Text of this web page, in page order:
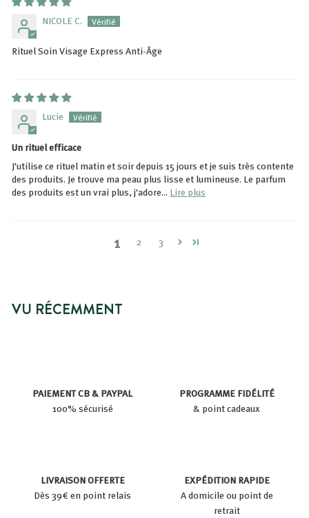
NICOLE C.
Rituel Soin Visage Express Anti-Âge
Lucie
Un rituel efficace
J'utilise ce rituel matin et soir depuis 15 jours et je suis très contente
des produits. Je trouve ma peau plus lisse et lumineuse. Le parfum
des produits est un vrai plus, j'adore... Lire plus
1 2 3
VU RÉCEMMENT
PAIEMENT CB & PAYPAL
100% sécurisé
PROGRAMME FIDÉLITÉ
& point cadeaux
LIVRAISON OFFERTE
Dès 39€ en point relais
EXPÉDITION RAPIDE
A domicile ou point de
retrait